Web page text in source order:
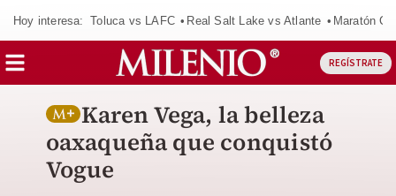
Hoy interesa: Toluca vs LAFC Real Salt Lake vs Atlante Maratón
REGÍSTRATE
Karen Vega, la belleza
oaxaqueña que conquistó
Vogue